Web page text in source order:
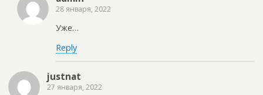
28 января, 2022
Уже…
Reply
justnat
27 января, 2022